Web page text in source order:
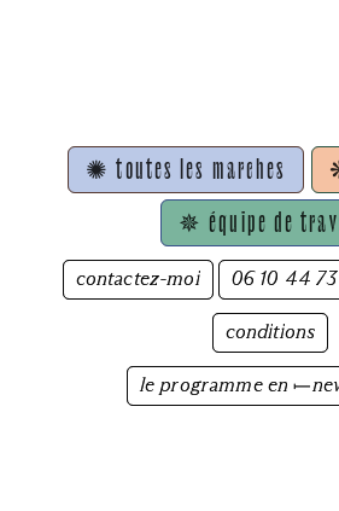
✺ toutes les marches
✵ équipe de
contactez-moi 06 10 44
conditions
le programme en